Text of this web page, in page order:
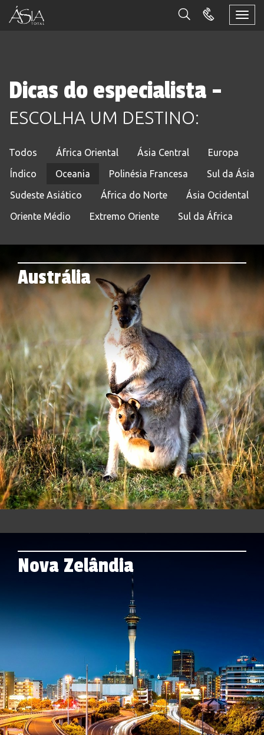
Dicas do especialista -
ESCOLHA UM DESTINO:
Todos África Oriental Ásia Central
Europa
Índico
Oceania Polinésia Francesa
Sul da Ásia
Sudeste Asiático
África do Norte
Ásia Ocidental
Oriente Médio
Extremo Oriente Sul da África
Austrália
Nova Zelândia